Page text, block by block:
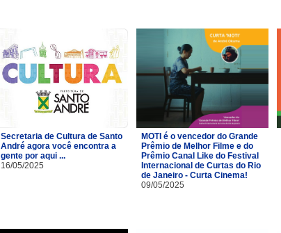
Secretaria de Cultura de Santo
André agora você encontra a
gente por aqui ...
16/05/2025
MOTI é o vencedor do Grande
Prêmio de Melhor Filme e do
Prêmio Canal Like do Festival
Internacional de Curtas do Rio
de Janeiro - Curta Cinema!
09/05/2025